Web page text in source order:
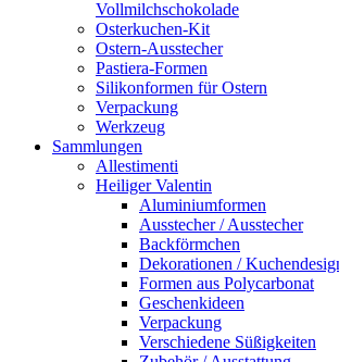
Vollmilchschokolade
Osterkuchen-Kit
Ostern-Ausstecher
Pastiera-Formen
Silikonformen für Ostern
Verpackung
Werkzeug
Sammlungen
Allestimenti
Heiliger Valentin
Aluminiumformen
Ausstecher / Ausstecher
Backförmchen
Dekorationen /
Formen aus Polycarbonat
Geschenkideen
Verpackung
Verschiedene Süßigkeiten